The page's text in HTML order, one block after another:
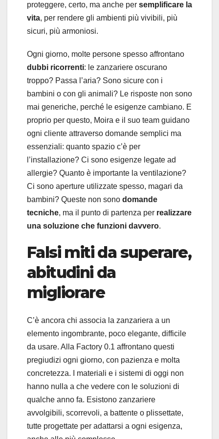
proteggere, certo, ma anche per semplificare la
vita, per rendere gli ambienti più vivibili, più
sicuri, più armoniosi.
Ogni giorno, molte persone spesso affrontano
dubbi ricorrenti: le zanzariere oscurano
troppo? Passa l’aria? Sono sicure con i
bambini o con gli animali? Le risposte non sono
mai generiche, perché le esigenze cambiano. E
proprio per questo, Moira e il suo team guidano
ogni cliente attraverso domande semplici ma
essenziali: quanto spazio c’è per
l’installazione? Ci sono esigenze legate ad
allergie? Quanto è importante la ventilazione?
Ci sono aperture utilizzate spesso, magari da
bambini? Queste non sono domande
tecniche, ma il punto di partenza per realizzare
una soluzione che funzioni davvero.
Falsi miti da superare,
abitudini da
migliorare
C’è ancora chi associa la zanzariera a un
elemento ingombrante, poco elegante, difficile
da usare. Alla Factory 0.1 affrontano questi
pregiudizi ogni giorno, con pazienza e molta
concretezza. I materiali e i sistemi di oggi non
hanno nulla a che vedere con le soluzioni di
qualche anno fa. Esistono zanzariere
avvolgibili, scorrevoli, a battente o plissettate,
tutte progettate per adattarsi a ogni esigenza,